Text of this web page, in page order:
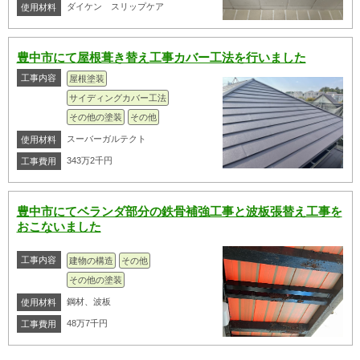
使用材料 ダイケン スリップケア
豊中市にて屋根葺き替え工事カバー工法を行いました
工事内容
屋根塗装
サイディングカバー工法
その他の塗装
その他
使用材料 スーバーガルテクト
工事費用 343万2千円
豊中市にてベランダ部分の鉄骨補強工事と波板張替え工事を
おこないました
工事内容 建物の構造
その他
その他の塗装
使用材料 鋼材、波板
工事費用 48万7千円